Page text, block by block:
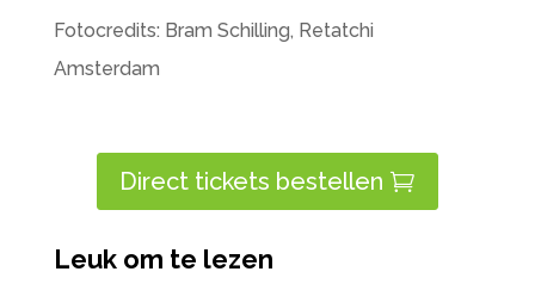
Fotocredits: Bram Schilling, Retatchi
Amsterdam
Direct tickets bestellen
Leuk om te lezen